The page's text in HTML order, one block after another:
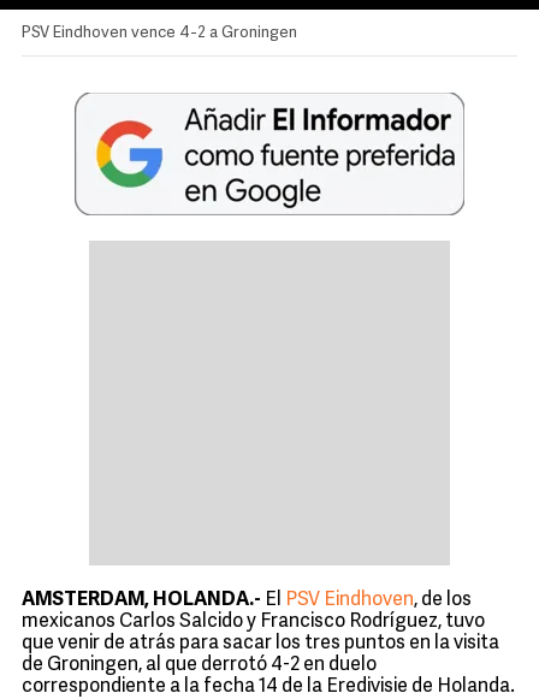
PSV Eindhoven vence 4-2 a Groningen
AMSTERDAM, HOLANDA.- El PSV Eindhoven, de los
mexicanos Carlos Salcido y Francisco Rodríguez, tuvo
que venir de atrás para sacar los tres puntos en la visita
de Groningen, al que derrotó 4-2 en duelo
correspondiente a la fecha 14 de la Eredivisie de Holanda.